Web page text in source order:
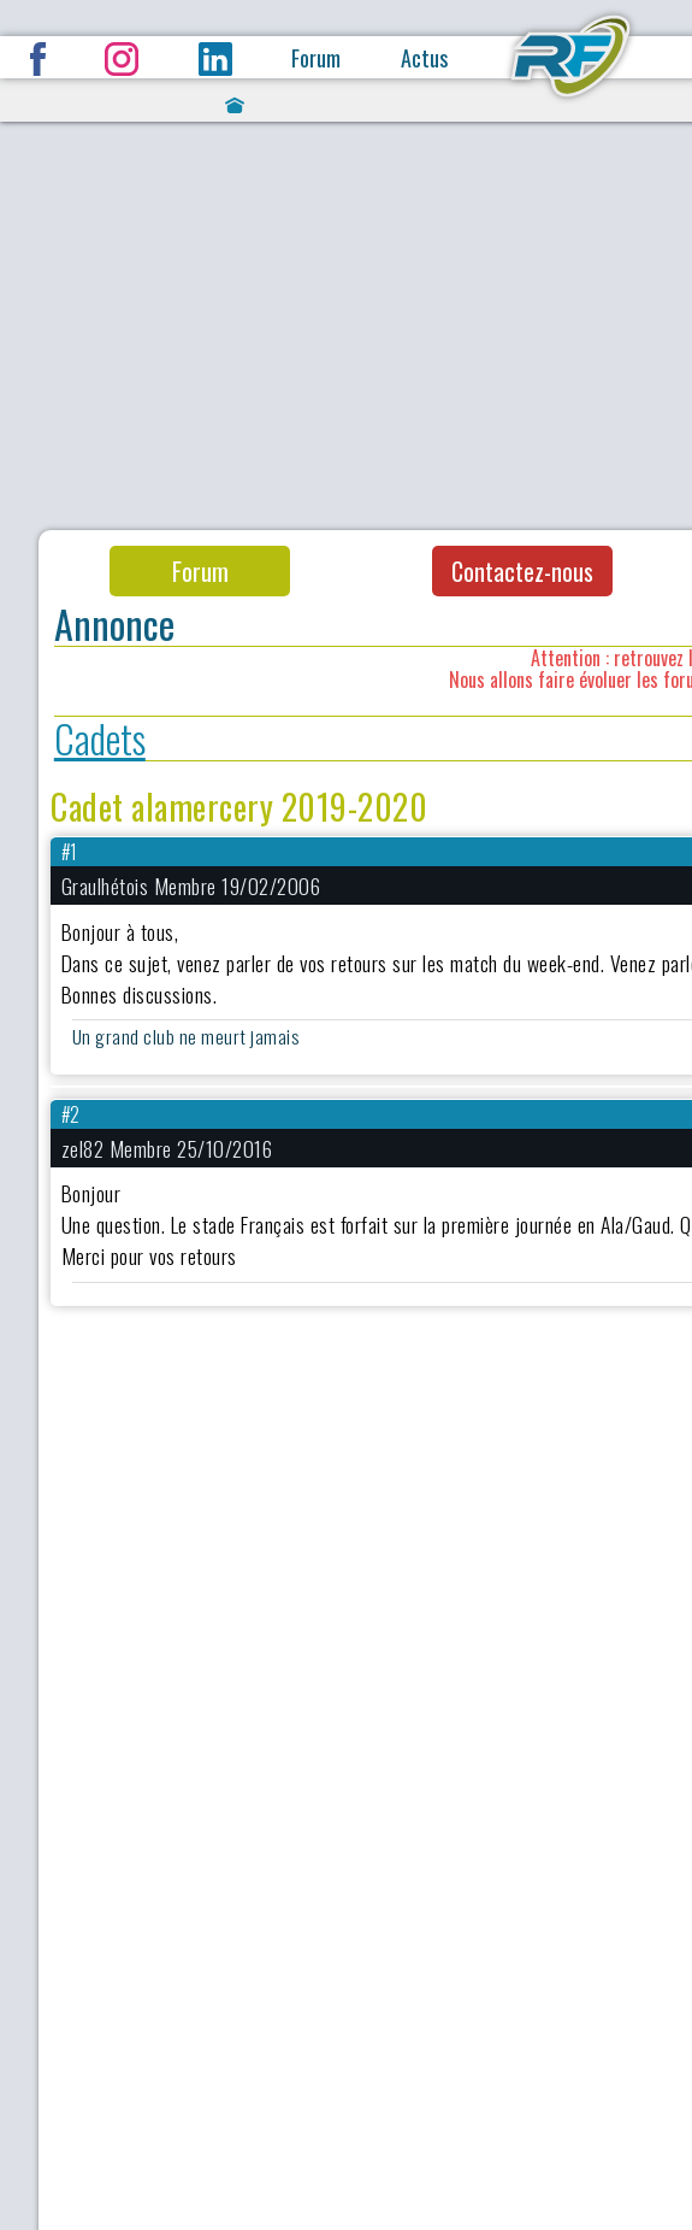
Forum Actus
Forum Contactez-nous
Annonce
Attention : retrouvez
Nous allons faire évoluer les
Cadets
Cadet alamercery 2019-2020
#1
Graulhétois Membre 19/02/2006
Bonjour à tous,
Dans ce sujet, venez parler de vos retours sur les match du week-end. Venez
Bonnes discussions.
Un grand club ne meurt jamais
#2
zel82 Membre 25/10/2016
Bonjour
Une question. Le stade Français est forfait sur la première journée en Ala/Gaud.
Merci pour vos retours